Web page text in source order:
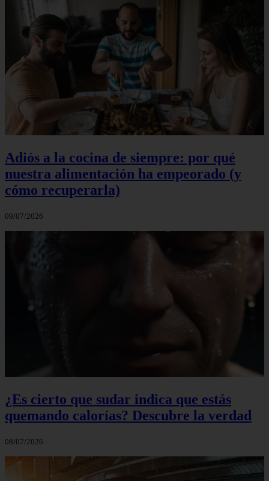
Adiós a la cocina de siempre: por qué
nuestra alimentación ha empeorado (y
cómo recuperarla)
09/07/2026
¿Es cierto que sudar indica que estás
quemando calorías? Descubre la verdad
08/07/2026